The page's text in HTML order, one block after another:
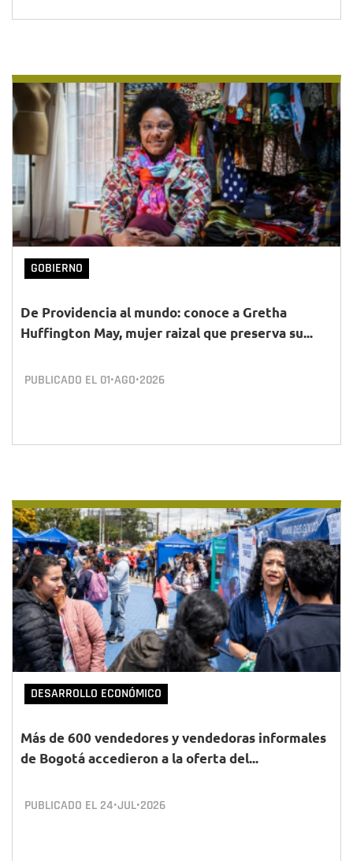
GOBIERNO
De Providencia al mundo: conoce a Gretha
Huffington May, mujer raizal que preserva su...
PUBLICADO EL 01•AGO•2026
DESARROLLO ECONÓMICO
Más de 600 vendedores y vendedoras informales
de Bogotá accedieron a la oferta del...
PUBLICADO EL 24•JUL•2026